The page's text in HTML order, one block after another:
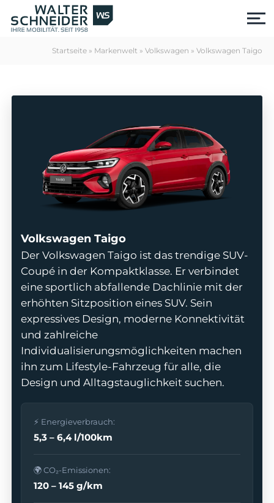
Startseite » Markenwelt »Volkswagen »Volkswagen Taigo
Volkswagen Taigo
Der Volkswagen Taigo ist das trendige SUV-
Coupé in der Kompaktklasse. Er verbindet
eine sportlich abfallende Dachlinie mit der
erhöhten Sitzposition eines SUV. Sein
expressives Design, moderne Konnektivität
und zahlreiche
Individualisierungsmöglichkeiten machen
ihn zum Lifestyle-Fahrzeug für alle, die
Design und Alltagstauglichkeit suchen.
⚡ Energieverbrauch:
5,3 – 6,4 l/100km
🌍 CO₂-Emissionen:
120 – 145 g/km